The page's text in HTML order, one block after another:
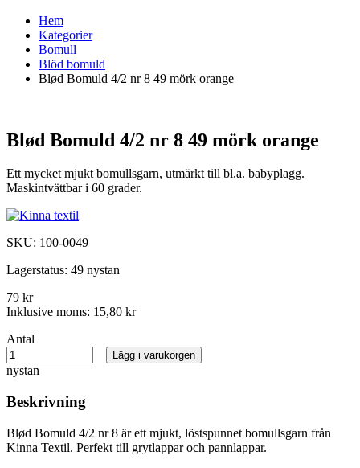
Hem
Kategorier
Bomull
Blöd bomuld
Blød Bomuld 4/2 nr 8 49 mörk orange
Blød Bomuld 4/2 nr 8 49 mörk orange
Ett mycket mjukt bomullsgarn, utmärkt till bl.a. babyplagg.
Maskintvättbar i 60 grader.
SKU: 100-0049
Lagerstatus: 49 nystan
79 kr
Inklusive moms: 15,80 kr
Antal
nystan
Lägg i varukorgen
Beskrivning
Blød Bomuld 4/2 nr 8 är ett mjukt, löstspunnet bomullsgarn från
Kinna Textil. Perfekt till grytlappar och pannlappar.